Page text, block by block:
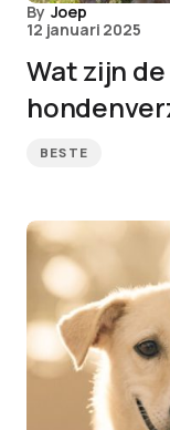
By Joep
12 januari 2025
Wat zijn
BESTE